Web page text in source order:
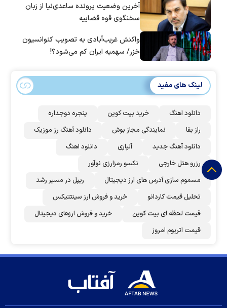
آخرین وضعیت پرونده ساعدی‌نیا از زبان
سخنگوی قوه قضاییه
واکنش غریب‌آبادی به تصویب کنوانسیون
خزر/ سهمیه ایران کم می‌شود؟!
لینک های مفید
دانلود اهنگ خرید بیت کوین
پنجره دوجداره
راز بقا
نمایندگی مجاز بوش
دانلود آهنگ رز‌ موزیک
دانلود آهنگ جدید
آلپاری
دانلود اهنگ
رزرو هتل خارجی
نکسو رمزارزی نوآور
مسموم سازی آدرس های ارز دیجیتال
ریپل در مسیر رشد
تحلیل قیمت کاردانو
خرید و فروش ارز سینتتیکس
قیمت لحظه ای بیت کوین
خرید و فروش ارزهای دیجیتال
قیمت اتریوم امروز